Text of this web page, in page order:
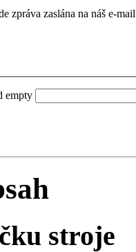
zpráva zaslána na náš e-
empty
stroje